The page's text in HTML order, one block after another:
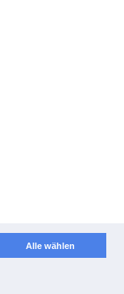
Alle wählen